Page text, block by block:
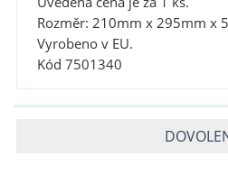
Rozměr: 210mm x 295mm x
Vyrobeno v EU.
Kód 7501340